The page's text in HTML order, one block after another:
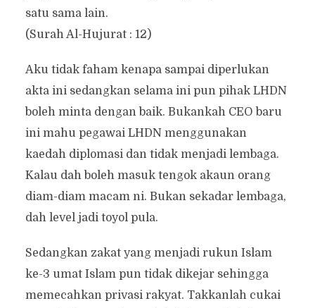
satu sama lain.
(Surah Al-Hujurat : 12)
Aku tidak faham kenapa sampai diperlukan
akta ini sedangkan selama ini pun pihak LHDN
boleh minta dengan baik. Bukankah CEO baru
ini mahu pegawai LHDN menggunakan
kaedah diplomasi dan tidak menjadi lembaga.
Kalau dah boleh masuk tengok akaun orang
diam-diam macam ni. Bukan sekadar lembaga,
dah level jadi toyol pula.
Sedangkan zakat yang menjadi rukun Islam
ke-3 umat Islam pun tidak dikejar sehingga
memecahkan privasi rakyat. Takkanlah cukai